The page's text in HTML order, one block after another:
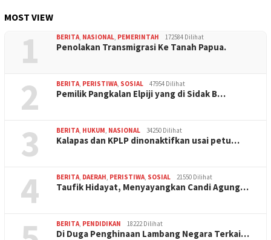
MOST VIEW
1 BERITA NASIONAL PEMERINTAH 172584 Dilihat
Penolakan Transmigrasi Ke Tanah Papua.
2 BERITA PERISTIWA SOSIAL 47954 Dilihat
Pemilik Pangkalan Elpiji yang di Sidak B…
3 BERITA HUKUM NASIONAL 34250 Dilihat
Kalapas dan KPLP dinonaktifkan usai petu…
4 BERITA DAERAH PERISTIWA SOSIAL 21550 Dilihat
Taufik Hidayat, Menyayangkan Candi Agung…
BERITA PENDIDIKAN 18222 Dilihat
Di Duga Penghinaan Lambang Negara Terkai…